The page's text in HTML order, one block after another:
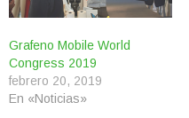
Grafeno Mobile World
Congress 2019
febrero 20, 2019
En «Noticias»